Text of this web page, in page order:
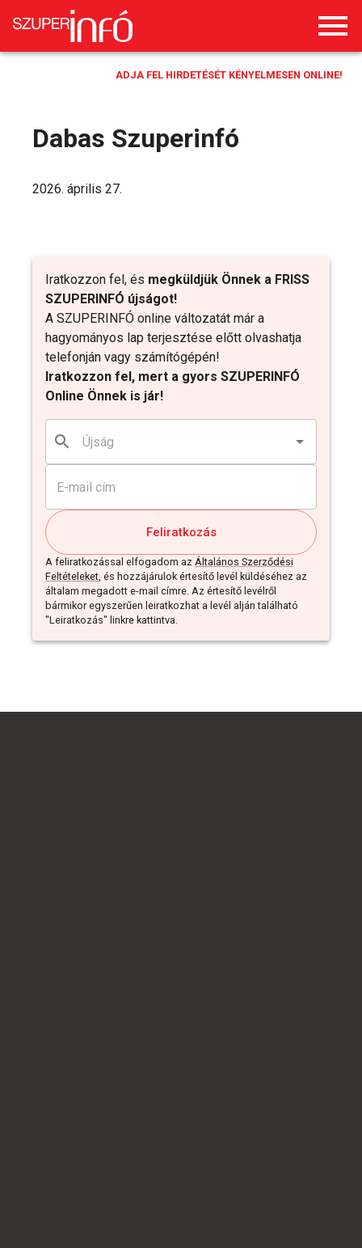
ADJA FEL HIRDETÉSÉT KÉNYELMESEN ONLINE!
Dabas Szuperinfó
Iratkozzon fel, és megküldjük Önnek a FRISS
SZUPERINFÓ újságot!
A SZUPERINFÓ online változatát már a
hagyományos lap terjesztése előtt olvashatja
telefonján vagy számítógépén!
Iratkozzon fel, mert a gyors SZUPERINFÓ
Online Önnek is jár!
Feliratkozás
A feliratkozással elfogadom az Általános Szerződési
Feltételeket, és hozzájárulok értesítő levél küldéséhez az
általam megadott e-mail címre. Az értesítő levélről
bármikor egyszerűen leiratkozhat a levél alján található
"Leiratkozás" linkre kattintva.
2026. április 27.